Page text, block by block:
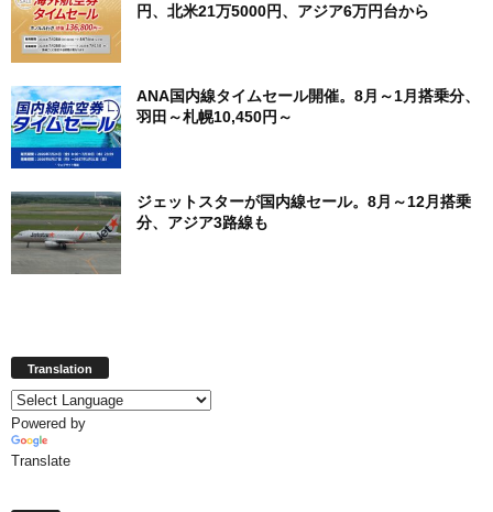
円、北米21万5000円、アジア6万円台から
ANA国内線タイムセール開催。8月～1月搭乗分、
羽田～札幌10,450円～
ジェットスターが国内線セール。8月～12月搭乗
分、アジア3路線も
Translation
Powered by
Translate